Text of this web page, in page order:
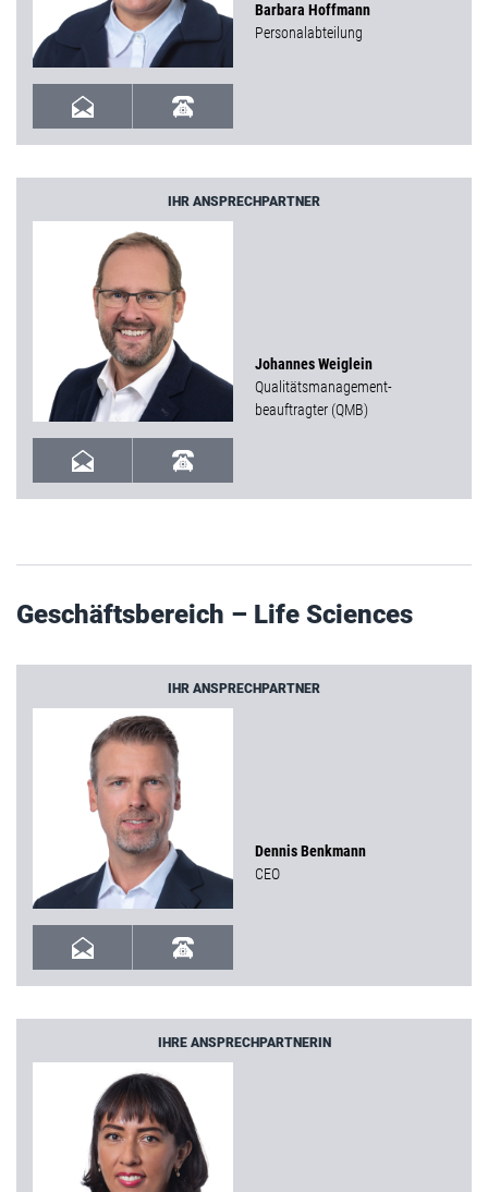
Barbara Hoffmann
Personalabteilung
IHR ANSPRECHPARTNER
Johannes Weiglein
Qualitätsmanagement-
beauftragter (QMB)
Geschäftsbereich – Life Sciences
IHR ANSPRECHPARTNER
Dennis Benkmann
CEO
IHRE ANSPRECHPARTNERIN